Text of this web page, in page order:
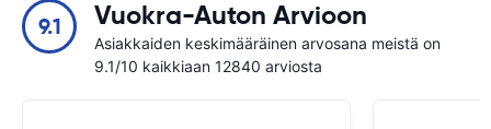
9.1 Vuokra-Auton Arvioon
Asiakkaiden keskimääräinen arvosana meistä on
9.1/10 kaikkiaan 12840 arviosta